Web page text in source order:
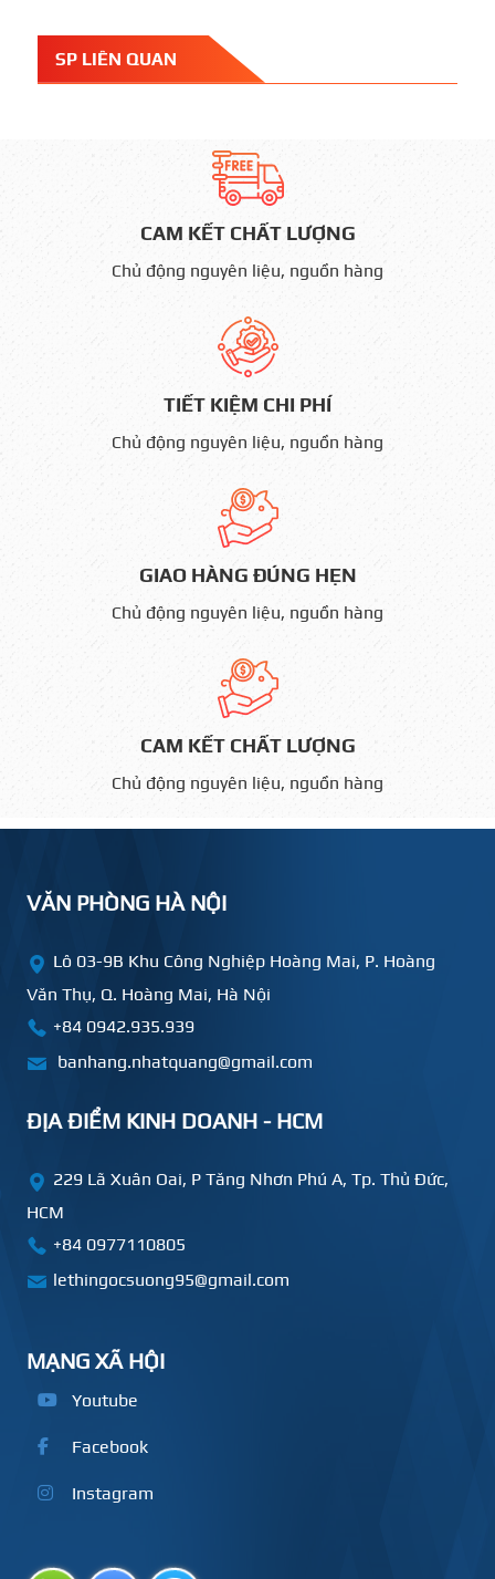
SP LIÊN QUAN
CAM KẾT CHẤT LƯỢNG
Chủ động nguyên liệu, nguồn hàng
TIẾT KIỆM CHI PHÍ
Chủ động nguyên liệu, nguồn hàng
GIAO HÀNG ĐÚNG HẸN
Chủ động nguyên liệu, nguồn hàng
CAM KẾT CHẤT LƯỢNG
Chủ động nguyên liệu, nguồn hàng
VĂN PHÒNG HÀ NỘI
Lô 03-9B Khu Công Nghiệp Hoàng Mai, P. Hoàng
Văn Thụ, Q. Hoàng Mai, Hà Nội
+84 0942.935.939
banhang.nhatquang@gmail.com
ĐỊA ĐIỂM KINH DOANH - HCM
229 Lã Xuân Oai, P Tăng Nhơn Phú A, Tp. Thủ Đức,
HCM
+84 0977110805
lethingocsuong95@gmail.com
MẠNG XÃ HỘI
Youtube
Facebook
Instagram